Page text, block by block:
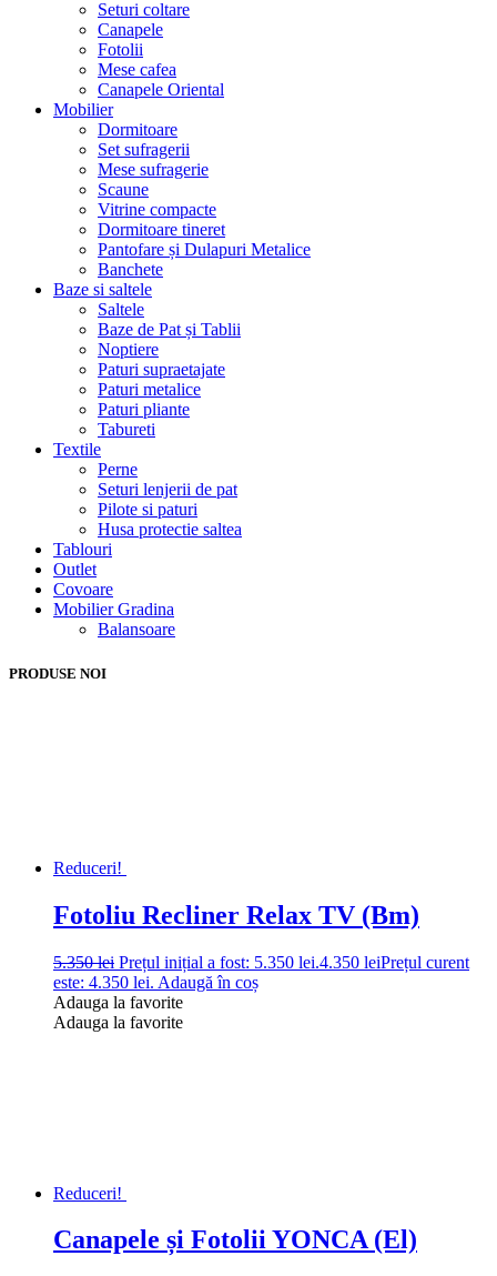
Seturi coltare
Canapele
Fotolii
Mese cafea
Canapele Oriental
Mobilier
Dormitoare
Set sufragerii
Mese sufragerie
Scaune
Vitrine compacte
Dormitoare tineret
Pantofare și Dulapuri Metalice
Banchete
Baze si saltele
Saltele
Baze de Pat și Tablii
Noptiere
Paturi supraetajate
Paturi metalice
Paturi pliante
Tabureti
Textile
Perne
Seturi lenjerii de pat
Pilote si paturi
Husa protectie saltea
Tablouri
Outlet
Covoare
Mobilier Gradina
Balansoare
PRODUSE NOI
Reduceri!
Fotoliu Recliner Relax TV (Bm)
5.350lei Prețul inițial a fost: 5.350 lei.4.350 leiPrețul curent
este: 4.350 lei. Adaugă în coș
Adauga la favorite
Adauga la favorite
Reduceri!
Canapele și Fotolii YONCA (El)